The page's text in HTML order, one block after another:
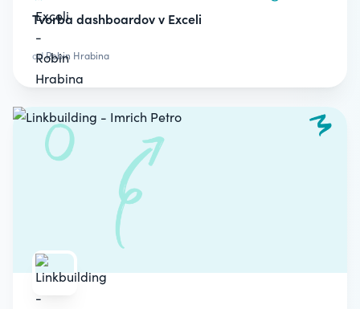
Tvorba dashboardov v Exceli
odRobin Hrabina